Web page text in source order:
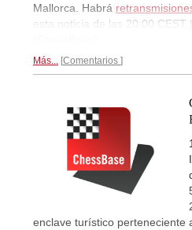
Mallorca. Habrá
esta noticia de las 20:00 CEST
Más... Comentarios
enclave turístico perteneciente